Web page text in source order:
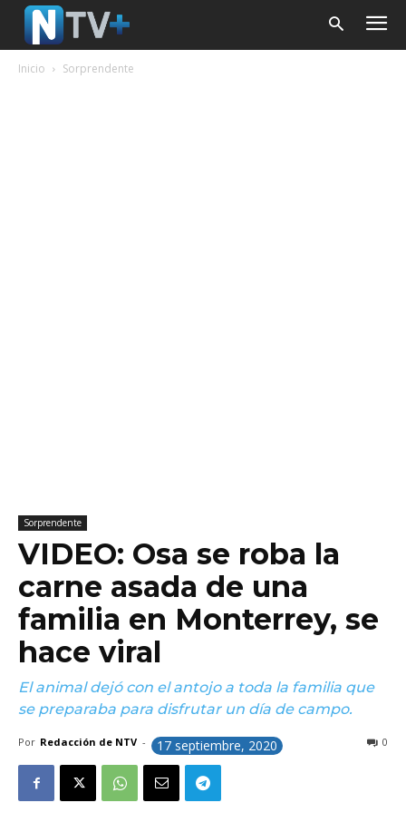
Inicio Sorprendente
Sorprendente
VIDEO: Osa se roba la
carne asada de una
familia en Monterrey, se
hace viral
El animal dejó con el antojo a toda la familia que
se preparaba para disfrutar un día de campo.
Por Redacción de NTV - 17 septiembre, 2020 0